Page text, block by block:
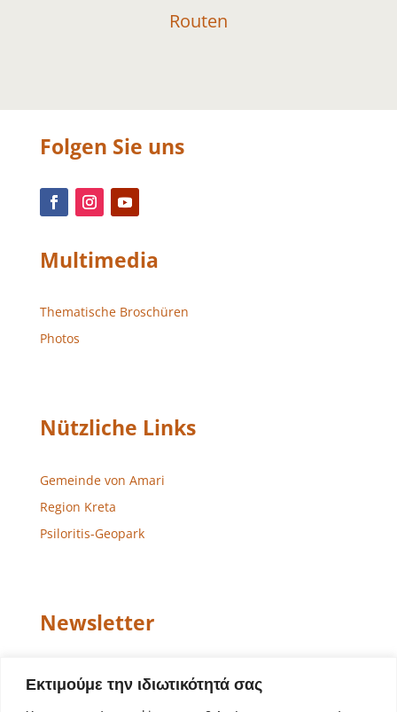
Εκτιμούμε την ιδιωτικότητά σας
Routen
Folgen Sie uns
Multimedia
Thematische Broschüren
Photos
Nützliche Links
Gemeinde von Amari
Region Kreta
Psiloritis-Geopark
Newsletter